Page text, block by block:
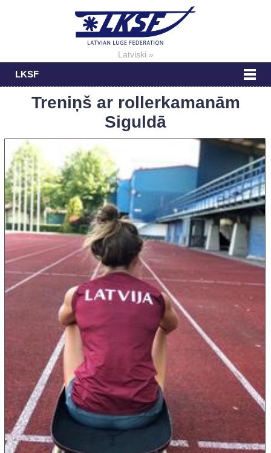
Latviski »
LKSF
Treniņš ar rollerkamanām
Siguldā